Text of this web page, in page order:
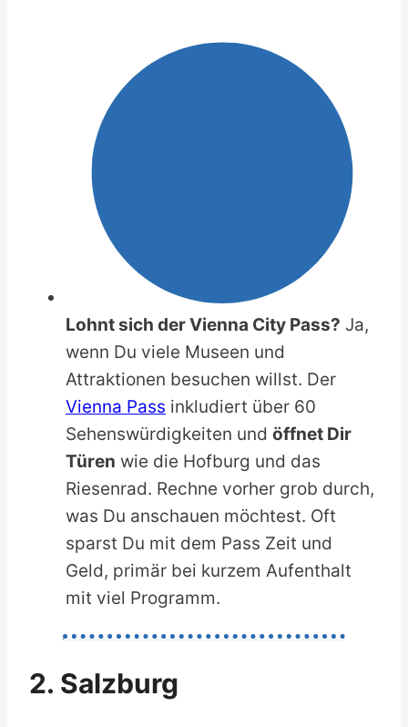
Lohnt sich der Vienna City Pass? Ja,
wenn Du viele Museen und
Attraktionen besuchen willst. Der
Vienna Pass inkludiert über 60
Sehenswürdigkeiten und öffnet Dir
Türen wie die Hofburg und das
Riesenrad. Rechne vorher grob durch,
was Du anschauen möchtest. Oft
sparst Du mit dem Pass Zeit und
Geld, primär bei kurzem Aufenthalt
mit viel Programm.
2. Salzburg